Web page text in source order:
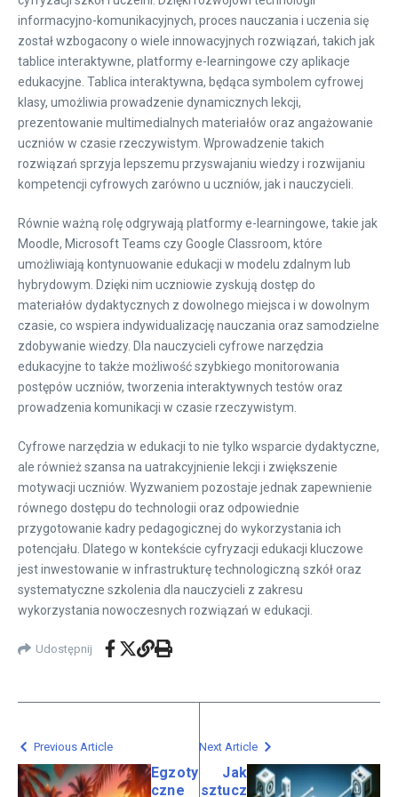
informacyjno-komunikacyjnych, proces nauczania i uczenia się
został wzbogacony o wiele innowacyjnych rozwiązań, takich jak
tablice interaktywne, platformy e-learningowe czy aplikacje
edukacyjne. Tablica interaktywna, będąca symbolem cyfrowej
klasy, umożliwia prowadzenie dynamicznych lekcji,
prezentowanie multimedialnych materiałów oraz angażowanie
uczniów w czasie rzeczywistym. Wprowadzenie takich
rozwiązań sprzyja lepszemu przyswajaniu wiedzy i rozwijaniu
kompetencji cyfrowych zarówno u uczniów, jak i nauczycieli.
Równie ważną rolę odgrywają platformy e-learningowe, takie jak
Moodle, Microsoft Teams czy Google Classroom, które
umożliwiają kontynuowanie edukacji w modelu zdalnym lub
hybrydowym. Dzięki nim uczniowie zyskują dostęp do
materiałów dydaktycznych z dowolnego miejsca i w dowolnym
czasie, co wspiera indywidualizację nauczania oraz samodzielne
zdobywanie wiedzy. Dla nauczycieli cyfrowe narzędzia
edukacyjne to także możliwość szybkiego monitorowania
postępów uczniów, tworzenia interaktywnych testów oraz
prowadzenia komunikacji w czasie rzeczywistym.
Cyfrowe narzędzia w edukacji to nie tylko wsparcie dydaktyczne,
ale również szansa na uatrakcyjnienie lekcji i zwiększenie
motywacji uczniów. Wyzwaniem pozostaje jednak zapewnienie
równego dostępu do technologii oraz odpowiednie
przygotowanie kadry pedagogicznej do wykorzystania ich
potencjału. Dlatego w kontekście cyfryzacji edukacji kluczowe
jest inwestowanie w infrastrukturę technologiczną szkół oraz
systematyczne szkolenia dla nauczycieli z zakresu
wykorzystania nowoczesnych rozwiązań w edukacji.
Udostępnij
Previous Article
Egzoty
czne
Next Article
Jak
sztucz